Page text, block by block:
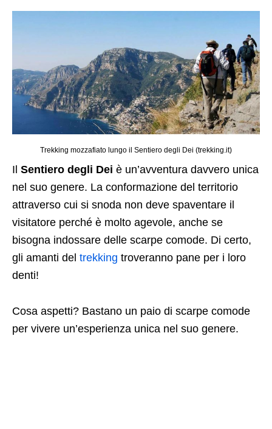
Trekking mozzafiato lungo il Sentiero degli Dei (trekking.it)
Il Sentiero degli Dei è un’avventura davvero unica
nel suo genere. La conformazione del territorio
attraverso cui si snoda non deve spaventare il
visitatore perché è molto agevole, anche se
bisogna indossare delle scarpe comode. Di certo,
gli amanti del trekking troveranno pane per i loro
denti!
Cosa aspetti? Bastano un paio di scarpe comode
per vivere un’esperienza unica nel suo genere.